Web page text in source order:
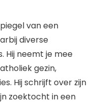
van een
diverse
Hij neemt je mee
gezin,
Hij schrijft over zijn
zoektocht in een